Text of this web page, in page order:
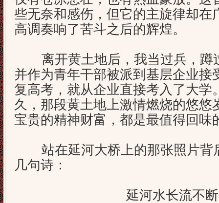
些无奈和感伤，但它的主旋律却在
高调奏响了苦斗之后的辉煌。
离开黄土地后，我当过兵，蹲
并作为青年干部被派到基层企业接
复高考，就从企业直接考入了大学
久，那段黄土地上激情燃烧的悠悠
宝贵的精神财富，都是最值得回味
站在延河大桥上的那张照片背
几句诗：
延河水长流不